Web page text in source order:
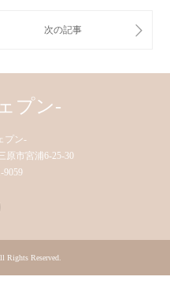
プン-
プン-
原市宮浦6-25-30
9059
Rights Reserved.